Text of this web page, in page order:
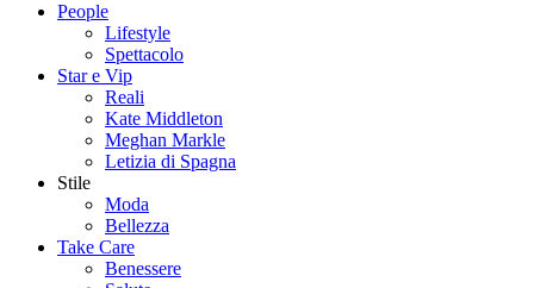
People
Lifestyle
Spettacolo
Star e Vip
Reali
Kate Middleton
Meghan Markle
Letizia di Spagna
Stile
Moda
Bellezza
Take Care
Benessere